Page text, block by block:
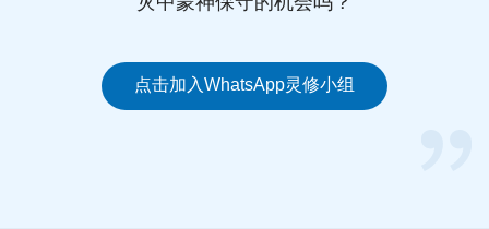
点击加入WhatsApp灵修小组